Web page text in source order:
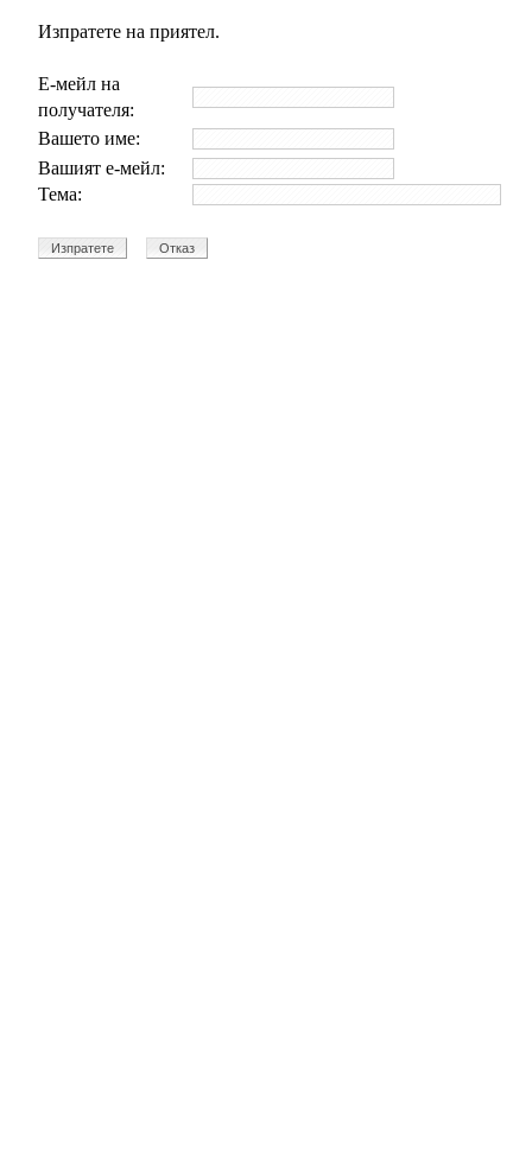
Изпратете на приятел.
Е-мейл на
получателя:
Вашето име:
Вашият е-мейл:
Тема: